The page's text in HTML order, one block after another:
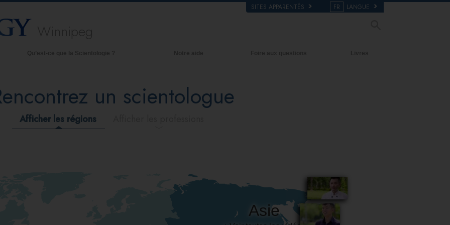
SITES APPARENTÉS FR LANGUE
et Codes de Scientologie
scientologues et la Scientologie
un scientologue
L’organisation de la Scientologie
un scientologue
Afficher les régions